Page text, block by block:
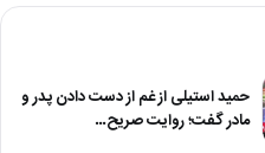
حمید استیلی از غم از دست دادن پدر و
مادر گفت؛ روایت صریح…